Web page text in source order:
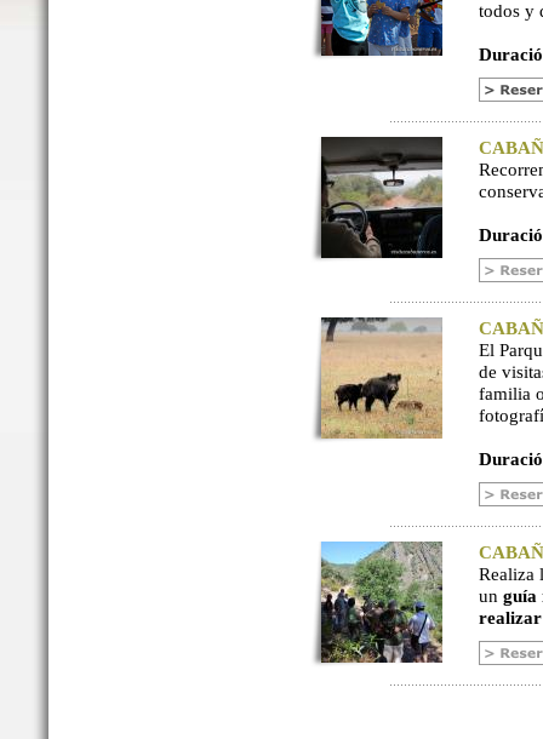
todos y
El
de
familia
Realiza
un guía